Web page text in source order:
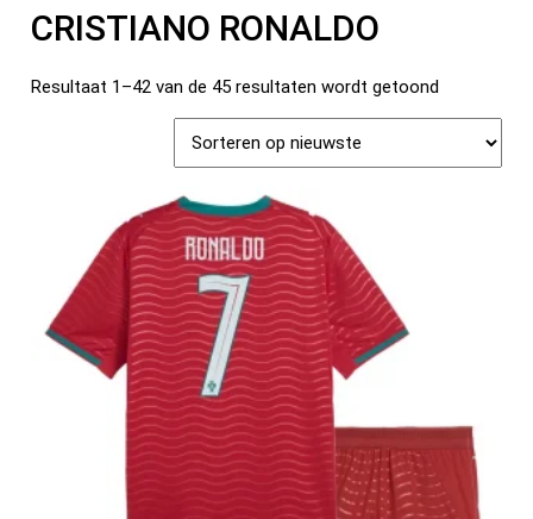
CRISTIANO RONALDO
Resultaat 1–42 van de 45 resultaten wordt getoond